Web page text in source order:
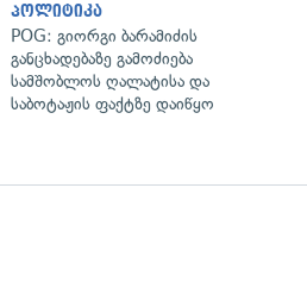
პოლიტიკა
POG: გიორგი ბარამიძის
განცხადებაზე გამოძიება
სამშობლოს ღალატისა და
საბოტაჟის ფაქტზე დაიწყო